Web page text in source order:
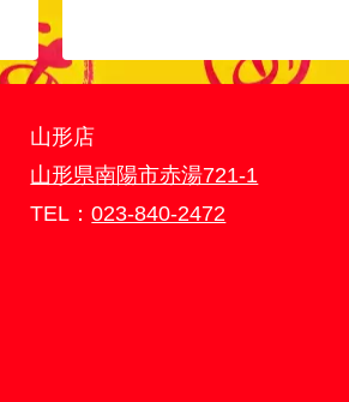
山形店
山形県南陽市赤湯721-1
TEL：023-840-2472